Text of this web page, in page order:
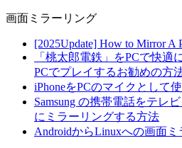
画面ミラーリング
[2025Update] How to Mirror A
「桃太郎電鉄」をPCで快適
PCでプレイするお勧めの方
iPhoneをPCのマイクとして
Samsung の携帯電話をテレ
にミラーリングする方法
AndroidからLinuxへの画面